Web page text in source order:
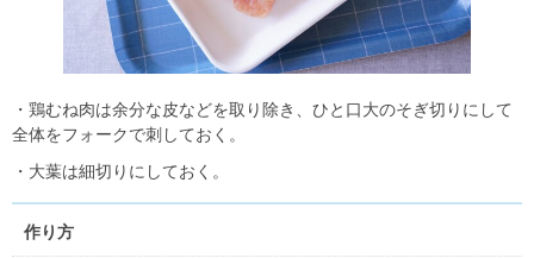
・鶏むね肉は余分な皮などを取り除き、ひと口大のそぎ切りにして
全体をフォークで刺しておく。
・大葉は細切りにしておく。
作り方